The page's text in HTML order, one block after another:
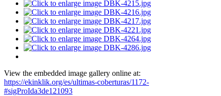
View the embedded image gallery online at:
https://ekinklik.org/es/ultimas-coberturas/1172-
#sigProIda3de121093